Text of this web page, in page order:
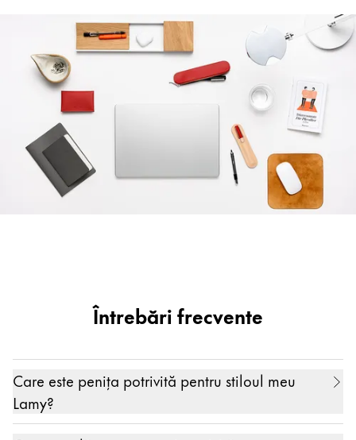
Întrebări frecvente
Care este penița potrivită pentru stiloul meu
Lamy?